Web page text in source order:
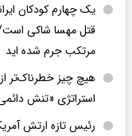
یک چهارم کودکان
قتل مهسا شاکی است/
مرتکب جرم شده اید
هیچ چیز خطرناک‌تر
استراتژی «تنش
رئیس تازه ارتش